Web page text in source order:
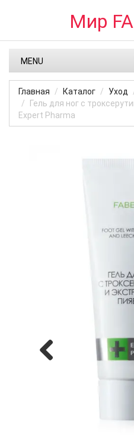
Мир
MENU
Главная Каталог Уход
Гель для ног с
Expert Pharma